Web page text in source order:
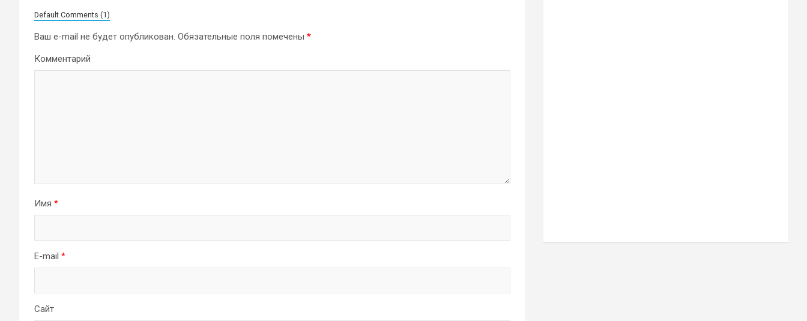
Default Comments (1)
Ваш e-mail не будет опубликован. Обязательные поля помечены *
Комментарий
Имя *
E-mail *
Сайт